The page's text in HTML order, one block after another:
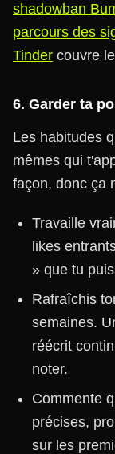
shadowban
parcours des
Tinder couvre
6. Garder ta
Les habitudes
mêmes qui
façon, donc ça
Travaille
likes
» que tu
Rafraîchis
semaines.
réécrit
noter.
Commente
précises,
sur les